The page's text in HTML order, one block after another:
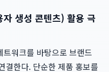
생성 콘텐츠) 활용 극
워크를 바탕으로 브랜드
결한다. 단순한 제품 홍보를